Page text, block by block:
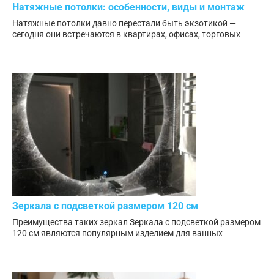
Натяжные потолки: особенности, виды и монтаж
Натяжные потолки давно перестали быть экзотикой —
сегодня они встречаются в квартирах, офисах, торговых
Зеркала с подсветкой размером 120 см
Преимущества таких зеркал Зеркала с подсветкой размером
120 см являются популярным изделием для ванных